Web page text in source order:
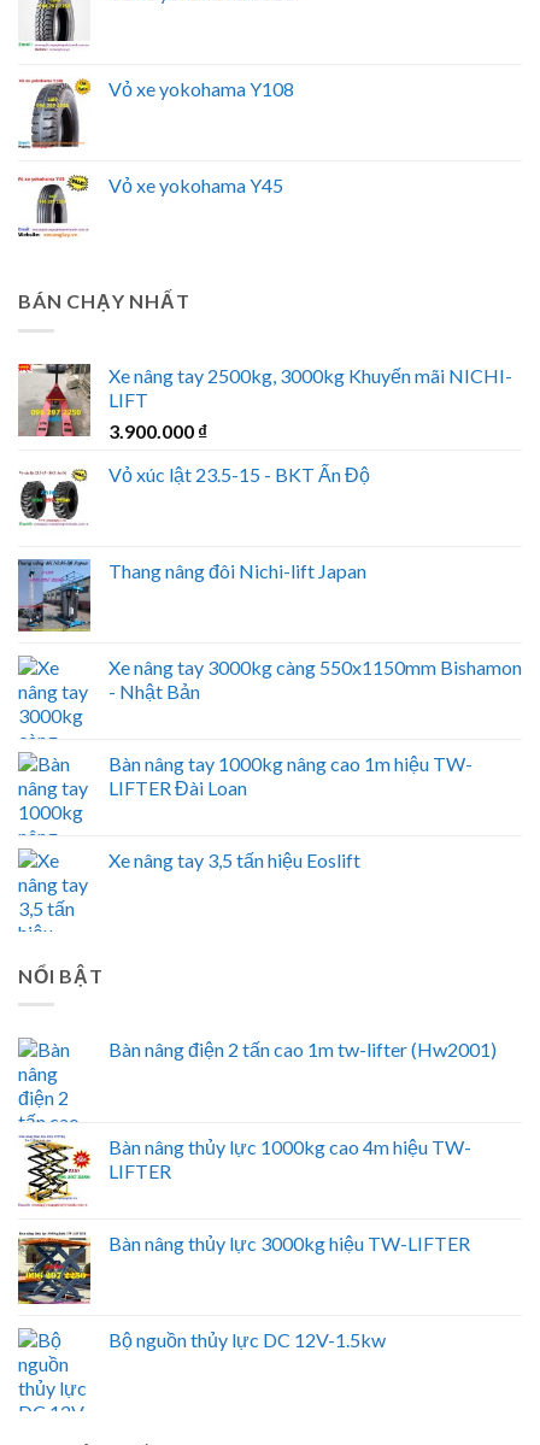
Vỏ xe yokohama Y108
Vỏ xe yokohama Y45
BÁN CHẠY NHẤT
Xe nâng tay 2500kg, 3000kg Khuyến mãi NICHI-
LIFT
3.900.000 ₫
Vỏ xúc lật 23.5-15 - BKT Ấn Độ
Thang nâng đôi Nichi-lift Japan
Xe nâng tay 3000kg càng 550x1150mm Bishamon
- Nhật Bản
Bàn nâng tay 1000kg nâng cao 1m hiệu TW-
LIFTER Đài Loan
Xe nâng tay 3,5 tấn hiệu Eoslift
NỔI BẬT
Bàn nâng điện 2 tấn cao 1m tw-lifter (Hw2001)
Bàn nâng thủy lực 1000kg cao 4m hiệu TW-
LIFTER
Bàn nâng thủy lực 3000kg hiệu TW-LIFTER
Bộ nguồn thủy lực DC 12V-1.5kw